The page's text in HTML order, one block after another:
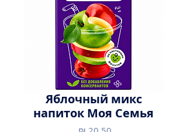
Яблочный микс
напиток Моя Семья